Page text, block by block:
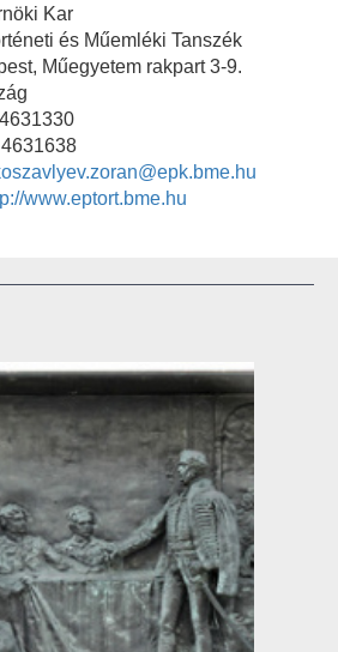
Kar
és Műemléki Tanszék
Műegyetem rakpart 3-9.
www.eptort.bme.hu